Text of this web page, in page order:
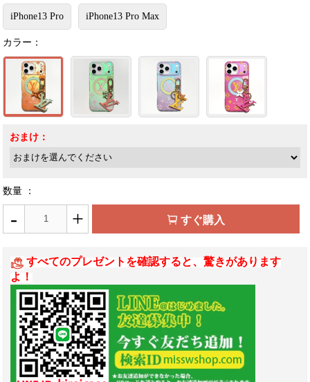
iPhone13 Pro iPhone13 Pro Max
カラー：
おまけ：
数量 ：
- + すぐ購入
すべてのプレゼントを確認すると、驚きがあります
よ！